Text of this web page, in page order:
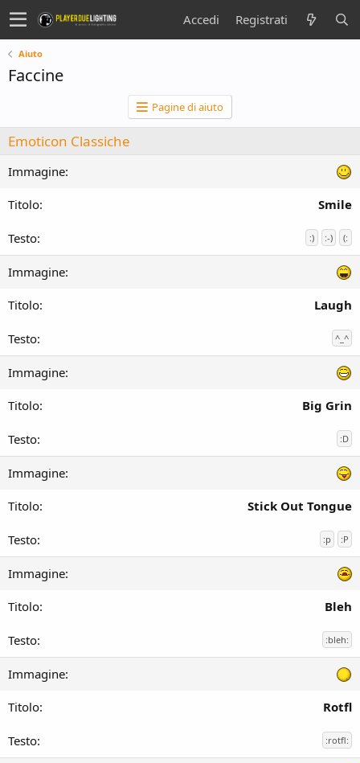
Accedi Registrati
Aiuto
Faccine
Pagine di aiuto
Emoticon Classiche
Smile
:) :-) (:
Laugh
^_^
Big Grin
:D
Stick Out Tongue
:p :P
Bleh
:bleh:
Rotfl
:rotfl: